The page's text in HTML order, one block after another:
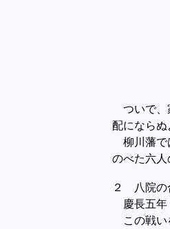
ついで、
配にならぬ
柳川藩で
のべた六人
２ 八院の
慶長五年
この戦い